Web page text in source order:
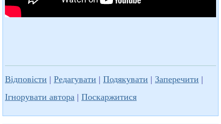
Відповісти | Редагувати | Подякувати | Заперечити |
Ігнорувати автора | Поскаржитися